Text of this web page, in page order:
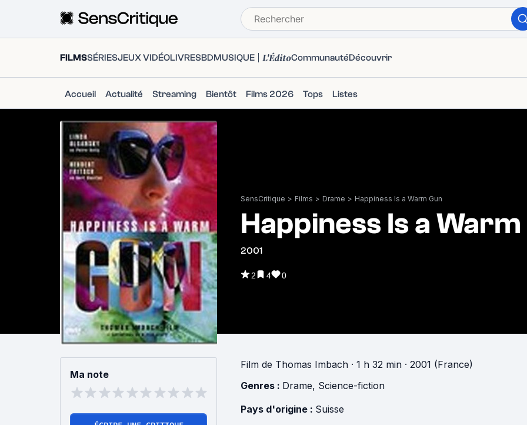
FILMSSÉRIESJEUX VIDÉOLIVRESBDMUSIQUE L'ÉditoCommunautéDécouvrir
Accueil Actualité Streaming Bientôt Films 2026 Tops Listes
SensCritique > Films > Drame > Happiness Is a Warm Gun
Happiness Is a
2001
2 4 0
Ma note
Film de Thomas Imbach · 1 h 32 min · 2001 (France)
Genres : Drame, Science-fiction
Pays d'origine : Suisse